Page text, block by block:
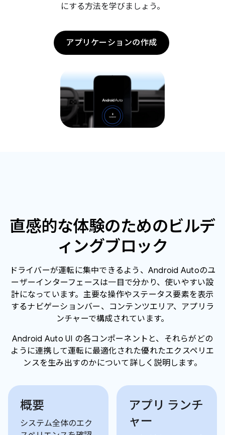
にする方法を学びましょう。
アプリケーションの作成
直感的な体験のためのビルデ
ィングブロック
ドライバーが運転に集中できるよう、Android Autoのユ
ーザーインターフェースは一目で分かり、使いやすい設
計になっています。主要な操作やステータス要素を表示
するナビゲーションバー、コンテンツエリア、アプリラ
ンチャーで構成されています。
Android Auto UI の各コンポーネントと、それらがどの
ように連携して運転に最適化された優れたエクスペリエ
ンスを生み出すのかについて詳しく説明します。
概要
システム全体のエク
アプリ ランチ
ャー